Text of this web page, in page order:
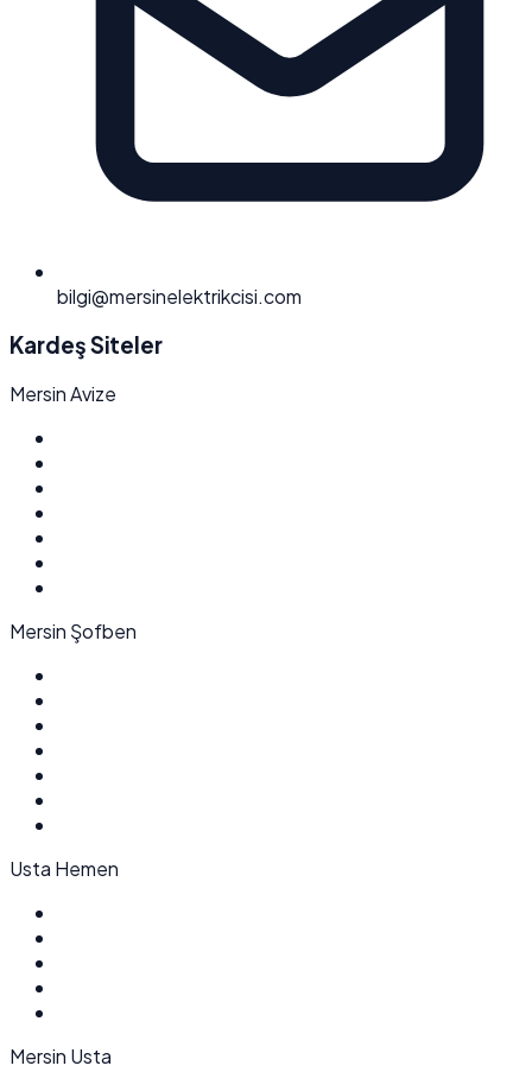
bilgi@mersinelektrikcisi.com
Kardeş Siteler
Mersin Avize
Mersin Şofben
Usta Hemen
Mersin Usta